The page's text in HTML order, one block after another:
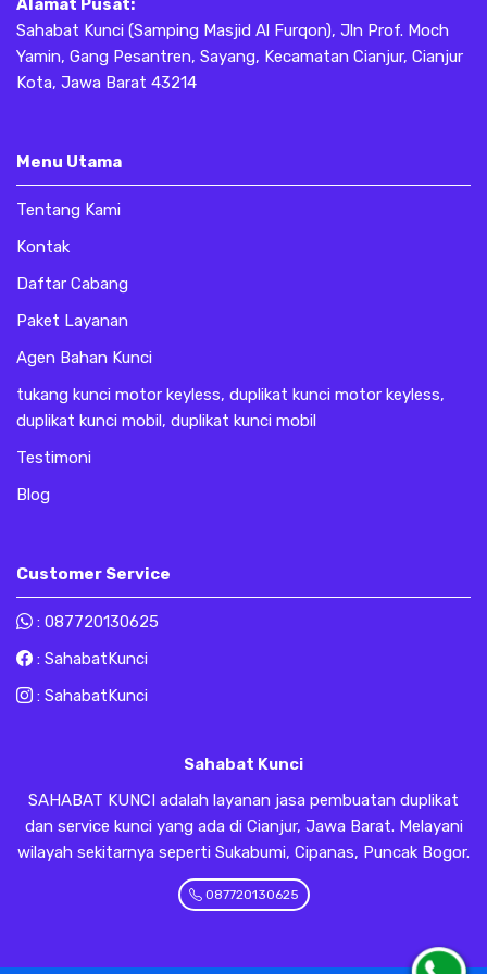
Alamat Pusat:
Sahabat Kunci (Samping Masjid Al Furqon), Jln Prof. Moch
Yamin, Gang Pesantren, Sayang, Kecamatan Cianjur, Cianjur
Kota, Jawa Barat 43214
Menu Utama
Tentang Kami
Kontak
Daftar Cabang
Paket Layanan
Agen Bahan Kunci
tukang kunci motor keyless, duplikat kunci motor keyless,
duplikat kunci mobil, duplikat kunci mobil
Testimoni
Blog
Customer Service
: 087720130625
: SahabatKunci
: SahabatKunci
Sahabat Kunci
SAHABAT KUNCI adalah layanan jasa pembuatan duplikat
dan service kunci yang ada di Cianjur, Jawa Barat. Melayani
wilayah sekitarnya seperti Sukabumi, Cipanas, Puncak Bogor.
087720130625